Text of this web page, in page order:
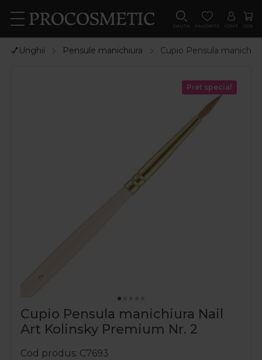
CAUTA FAVORITE CONT COS
💅Unghii Pensule manichiura Cupio Pensula
Pret special
Cupio Pensula manichiura Nail
Art Kolinsky Premium Nr. 2
Cod produs C7693